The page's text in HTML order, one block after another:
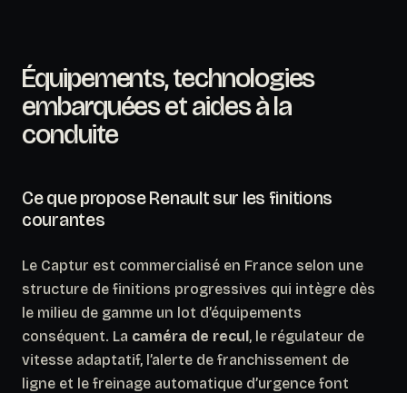
Équipements, technologies
embarquées et aides à la
conduite
Ce que propose Renault sur les finitions
courantes
Le Captur est commercialisé en France selon une
structure de finitions progressives qui intègre dès
le milieu de gamme un lot d’équipements
conséquent. La caméra de recul, le régulateur de
vitesse adaptatif, l’alerte de franchissement de
ligne et le freinage automatique d’urgence font